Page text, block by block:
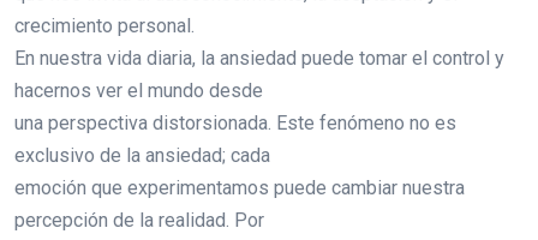
crecimiento personal.
En nuestra vida diaria, la ansiedad puede tomar el control y
hacernos ver el mundo desde
una perspectiva distorsionada. Este fenómeno no es
exclusivo de la ansiedad; cada
emoción que experimentamos puede cambiar nuestra
percepción de la realidad. Por